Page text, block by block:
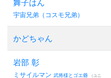
舞子はん
宇宙兄弟（コスモ兄弟）
かどちゃん
岩部 彰
ミサイルマン 武将様とゴエ爺 （ユニ